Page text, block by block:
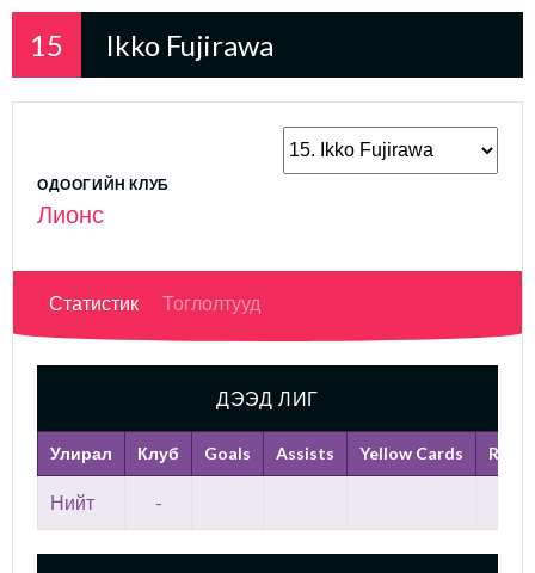
15 Ikko Fujirawa
ОДООГИЙН КЛУБ
Лионс
Статистик Тоглолтууд
ДЭЭД ЛИГ
Улирал Клуб Goals Assists Yellow Cards Red
Нийт -